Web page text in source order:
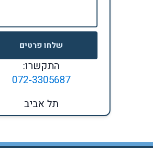
שלחו פרטים
התקשרו:
072-3305687
תל אביב